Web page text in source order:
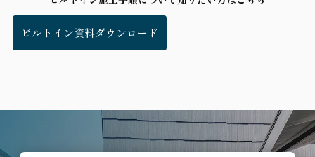
ビルトイン資料ダウンロード